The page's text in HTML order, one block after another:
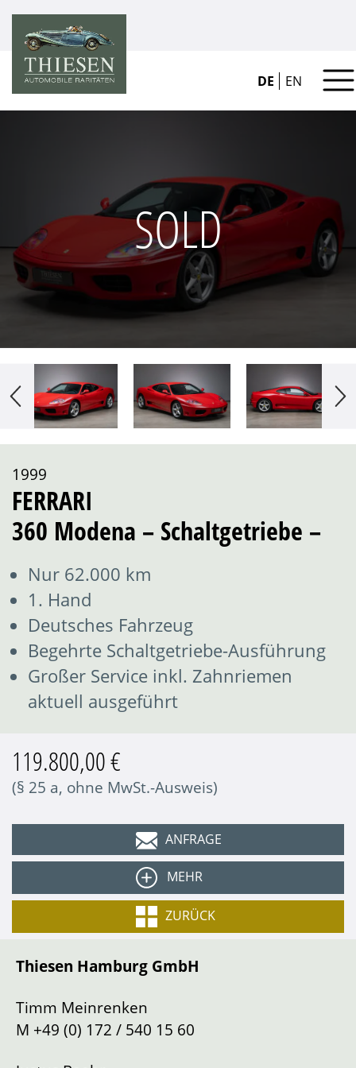
DE EN
SOLD
1999
FERRARI
360 Modena – Schaltgetriebe –
Nur 62.000 km
1. Hand
Deutsches Fahrzeug
Begehrte Schaltgetriebe-Ausführung
Großer Service inkl. Zahnriemen
aktuell ausgeführt
Rosso corsa
Typ
Sportwagen/Coupe
Lenkung
Links
Beschreibung:
DerFerrari 360 Modenamarkiert einen
Geschichte der Marke aus Maranello.
Erstmals wurde ein komplett aus Aluminium
119.800,00 €
(§ 25 a, ohne MwSt.-Ausweis)
ANFRAGE
MEHR
ZURÜCK
Thiesen Hamburg GmbH
Timm Meinrenken
M +49 (0) 172 / 540 15 60